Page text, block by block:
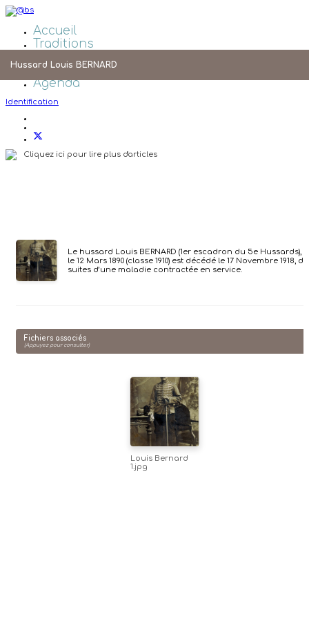
Accueil
Traditions
Liens
Agenda
Identification
Cliquez ici pour lire plus d'articles
Hussard Louis BERNARD
Le hussard Louis BERNARD (1er escadron du 5e Hussards),
le 12 Mars 1890 (classe 1910) est décédé le 17 Novembre 1918,
suites d’une maladie contractée en service.
Fichiers associés
(Appuyez pour consulter)
Louis Bernard
1.jpg